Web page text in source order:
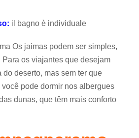
il bagno è individuale
Os jaimas podem ser simples,
Para os viajantes que desejam
deserto, mas sem ter que
pode dormir nos albergues
dunas, que têm mais conforto